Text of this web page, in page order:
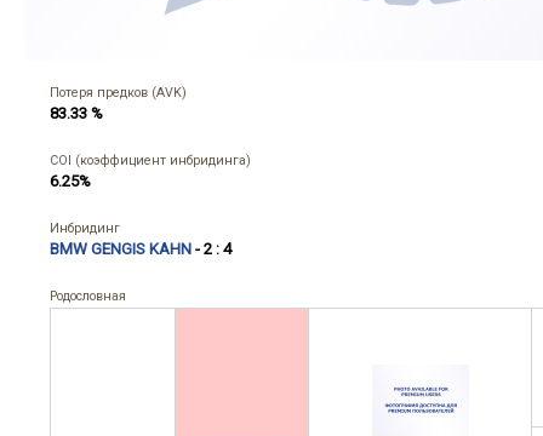
Потеря предков (AVK)
83.33 %
COI (коэффициент инбридинга)
6.25%
Инбридинг
BMW GENGIS KAHN - 2 : 4
Родословная